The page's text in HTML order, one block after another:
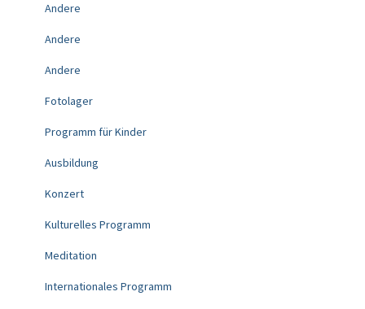
Andere
Andere
Andere
Fotolager
Programm für Kinder
Ausbildung
Konzert
Kulturelles Programm
Meditation
Internationales Programm